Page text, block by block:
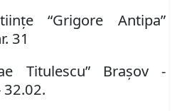
“Grigore Antipa”
31
Titulescu” Braşov
-
32.02.